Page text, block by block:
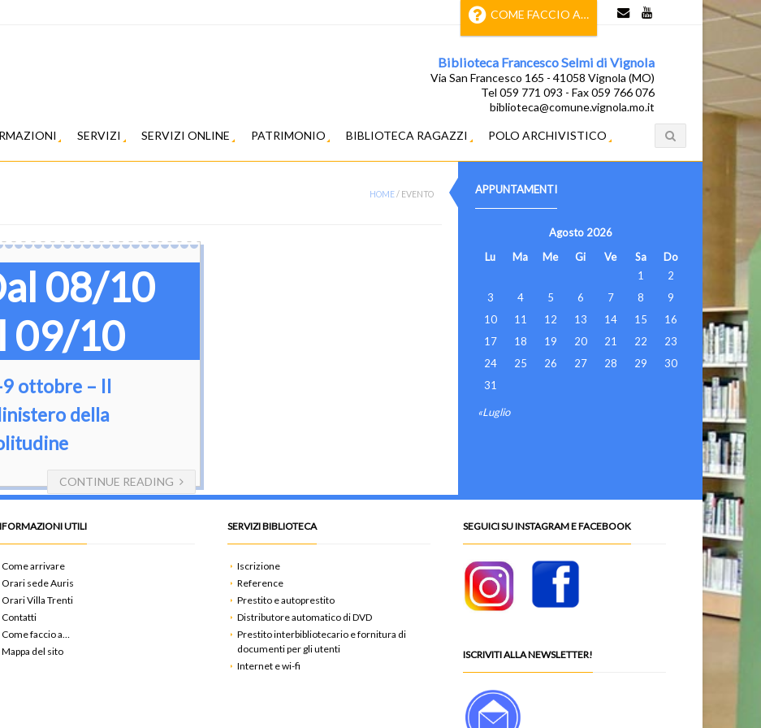
COME FACCIO A…
Biblioteca Francesco Selmi di Vignola
Via San Francesco 165 - 41058 Vignola (MO)
Tel 059 771 093 - Fax 059 766 076
biblioteca@comune.vignola.mo.it
SERVIZI SERVIZI ONLINE PATRIMONIO BIBLIOTECA RAGAZZI POLO ARCHIVISTICO
APPUNTAMENTI
Agosto 2026
Lu
Ma Me Gi Ve Sa
Do
1
2
3
4 5 6 7 8
9
10
11 12 13 14 15
16
17
18 19 20 21 22
23
24
25 26 27 28 29
30
31
«Luglio
HOME/ EVENTO
08/10
09/10
ottobre – Il
della
CONTINUE READING
UTILI
Come arrivare
Orari sede Auris
Orari Villa Trenti
Contatti
Come faccio a…
Mappa del sito
SERVIZI BIBLIOTECA
Iscrizione
Reference
Prestito e autoprestito
Distributore automatico di DVD
Prestito interbibliotecario e fornitura di
documenti per gli utenti
Internet e wi-fi
SEGUICI SU INSTAGRAM E FACEBOOK
ISCRIVITI ALLA NEWSLETTER!